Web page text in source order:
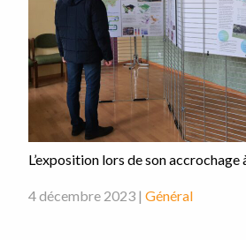
L’exposition lors de son
4 décembre 2023 | Général